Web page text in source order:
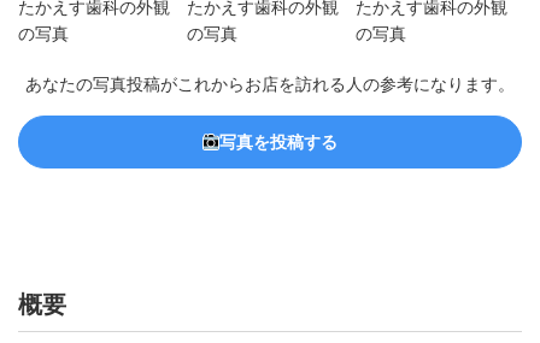
あなたの写真投稿がこれからお店を訪れる人の参考になります。
写真を投稿する
概要